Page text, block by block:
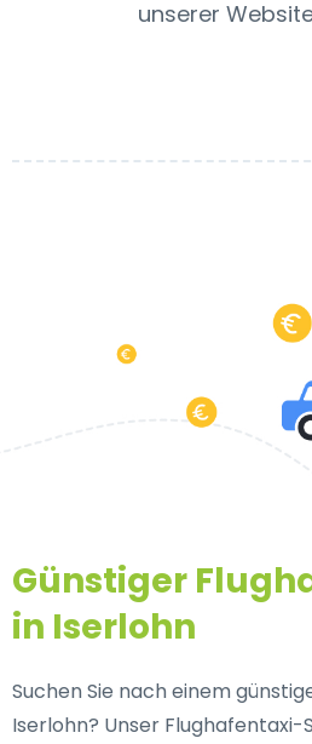
unserer
Günstiger
in Iserlohn
Suchen Sie nach einem
Iserlohn? Unser Flughafentaxi-